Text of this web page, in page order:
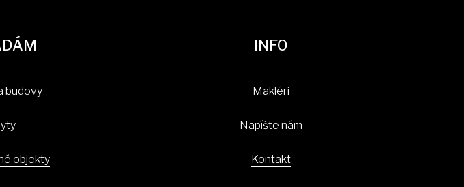
budovy
objekty
INFO
Makléri
Napíšte nám
Kontakt